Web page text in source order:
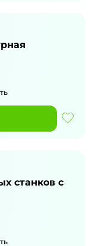
станков с